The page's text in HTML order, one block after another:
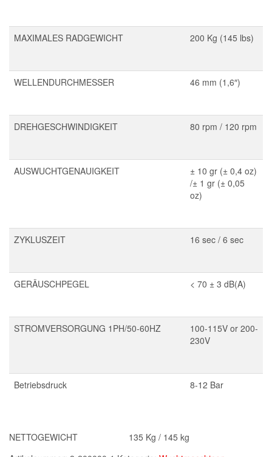
MAXIMALES RADGEWICHT 200 Kg (145 lbs)
WELLENDURCHMESSER 46 mm (1,6″)
DREHGESCHWINDIGKEIT 80 rpm / 120 rpm
AUSWUCHTGENAUIGKEIT
± 10 gr (± 0,4 oz)
/± 1 gr (± 0,05
oz)
ZYKLUSZEIT 16 sec / 6 sec
GERÄUSCHPEGEL < 70 ± 3 dB(A)
STROMVERSORGUNG 1PH/50-60HZ
100-115V or 200-
230V
Betriebsdruck 8-12 Bar
NETTOGEWICHT 135 Kg / 145 kg